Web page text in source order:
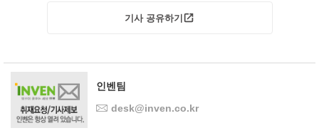
기사 공유하기
인벤팀
desk@inven.co.kr